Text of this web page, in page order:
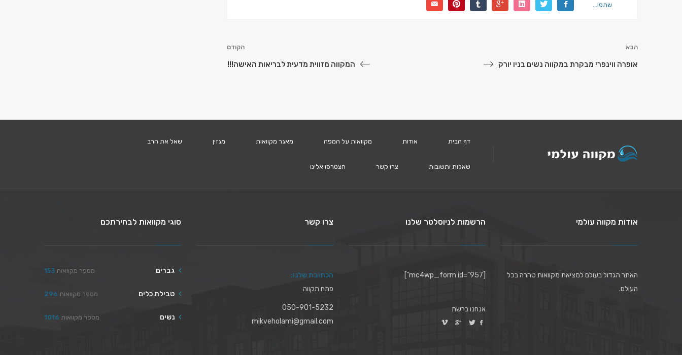
שתפו...
הקודם
המקווה מזווית מדעית לבריאות האישה!!!
הבא
אופרה ווינפרי מבקרת במקווה נשים בניו יורק
דף הבית אודות מקוואות על המפה מאגר מקוואות מגזין שאל את הרב
שאלות ותשובות צרו קשר הצטרפו אלינו
אודות מקווה עולמי
האתר הגדול בעולם למציאת מקוואות טהרה בכל
העולם.
הרשמות לניוסלטר שלנו
[mc4wp_form id="957"]
אנחנו ברשת
צרו קשר
הכתובת שלנו:
פתח תקווה
050-901-5232
mikveholami@gmail.com
סוגי מקוואות לבחירתכם
גברים 153 מספר מקוואות
טבילת כלים 296 מספר מקוואות
נשים 1016 מספר מקוואות